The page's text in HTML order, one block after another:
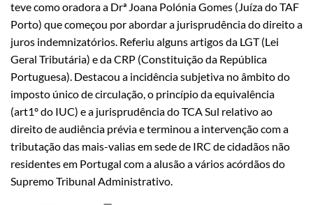
teve como oradora a Drª Joana Polónia Gomes (Juíza do TAF
Porto) que começou por abordar a jurisprudência do direito a
juros indemnizatórios. Referiu alguns artigos da LGT (Lei
Geral Tributária) e da CRP (Constituição da República
Portuguesa). Destacou a incidência subjetiva no âmbito do
imposto único de circulação, o princípio da equivalência
(art1º do IUC) e a jurisprudência do TCA Sul relativo ao
direito de audiência prévia e terminou a intervenção com a
tributação das mais-valias em sede de IRC de cidadãos não
residentes em Portugal com a alusão a vários acórdãos do
Supremo Tribunal Administrativo.